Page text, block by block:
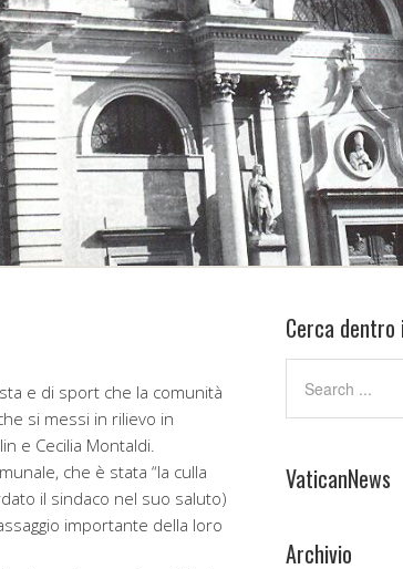
e di sport che la comunità
si messi in rilievo in
e Cecilia Montaldi.
che è stata “la culla
il sindaco nel suo saluto)
importante della loro
Cerca
VaticanNews
Archivio